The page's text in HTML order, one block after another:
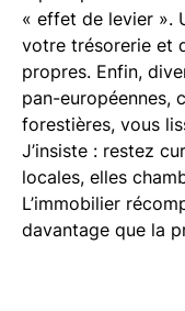
« effet de levier ».
votre trésorerie et
propres. Enfin,
pan-européennes,
forestières, vous
J’insiste : restez
locales, elles
L’immobilier
davantage que la